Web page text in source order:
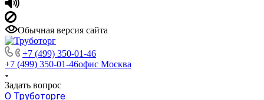
Обычная версия сайта
+7 (499) 350-01-46
+7 (499) 350-01-46офис Москва
Задать вопрос
О Труботорге